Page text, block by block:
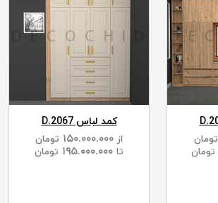
تومان
تومان
کمد لباس D.2067
از
تومان
تا
تومان